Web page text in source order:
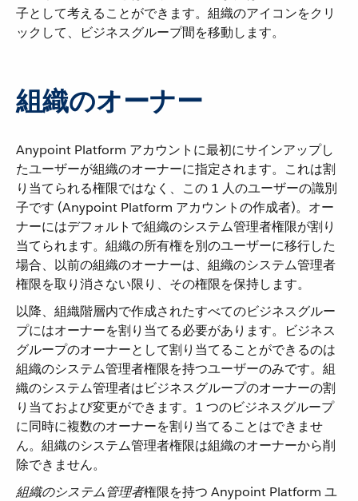
子として考えることができます。組織のアイコンをクリ
ックして、ビジネスグループ間を移動します。
組織のオーナー
Anypoint Platform アカウントに最初にサインアップし
たユーザーが組織のオーナーに指定されます。これは割
り当てられる権限ではなく、この 1 人のユーザーの識別
子です (Anypoint Platform アカウントの作成者)。オー
ナーにはデフォルトで組織のシステム管理者権限が割り
当てられます。組織の所有権を別のユーザーに移行した
場合、以前の組織のオーナーは、組織のシステム管理者
権限を取り消さない限り、その権限を保持します。
以降、組織階層内で作成されたすべてのビジネスグルー
プにはオーナーを割り当てる必要があります。ビジネス
グループのオーナーとして割り当てることができるのは
組織のシステム管理者権限を持つユーザーのみです。組
織のシステム管理者はビジネスグループのオーナーの割
り当ておよび変更ができます。1 つのビジネスグループ
に同時に複数のオーナーを割り当てることはできませ
ん。組織のシステム管理者権限は組織のオーナーから削
除できません。
組織のシステム管理者​権限を持つ Anypoint Platform ユ